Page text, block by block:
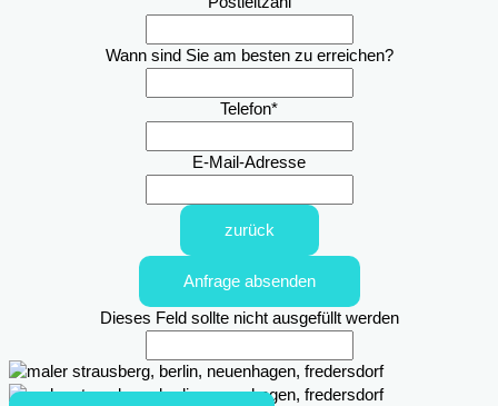
Wann sind Sie am besten zu erreichen?
Telefon*
E-Mail-Adresse
zurück
Anfrage absenden
Dieses Feld sollte nicht ausgefüllt werden